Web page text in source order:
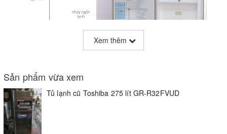
Thiết kế hiện đại
Tủ lạnh Toshiba GR-R32FVUD được thiết kế rất lạ mắt với màu
Xem thêm
Sản phẩm vừa xem
Tủ lạnh cũ Toshiba 275 lít GR-R32FVUD